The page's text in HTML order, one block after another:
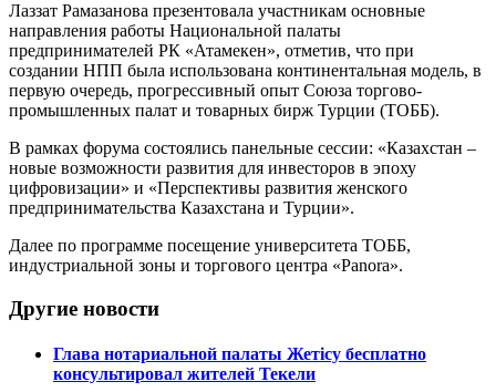
Лаззат Рамазанова презентовала участникам основные
направления работы Национальной палаты
предпринимателей РК «Атамекен», отметив, что при
создании НПП была использована континентальная модель, в
первую очередь, прогрессивный опыт Союза торгово-
промышленных палат и товарных бирж Турции (TOББ).
В рамках форума состоялись панельные сессии: «Казахстан –
новые возможности развития для инвесторов в эпоху
цифровизации» и «Перспективы развития женского
предпринимательства Казахстана и Турции».
Далее по программе посещение университета TОББ,
индустриальной зоны и торгового центра «Panora».
Другие новости
Глава нотариальной палаты Жетісу бесплатно
консультировал жителей Текели